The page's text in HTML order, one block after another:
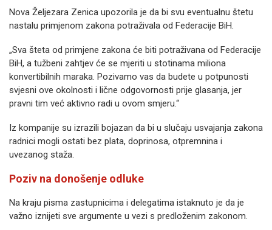
Nova Željezara Zenica upozorila je da bi svu eventualnu štetu
nastalu primjenom zakona potraživala od Federacije BiH.
„Sva šteta od primjene zakona će biti potraživana od Federacije
BiH, a tužbeni zahtjev će se mjeriti u stotinama miliona
konvertibilnih maraka. Pozivamo vas da budete u potpunosti
svjesni ove okolnosti i lične odgovornosti prije glasanja, jer
pravni tim već aktivno radi u ovom smjeru.“
Iz kompanije su izrazili bojazan da bi u slučaju usvajanja zakona
radnici mogli ostati bez plata, doprinosa, otpremnina i
uvezanog staža.
Poziv na donošenje odluke
Na kraju pisma zastupnicima i delegatima istaknuto je da je
važno iznijeti sve argumente u vezi s predloženim zakonom.